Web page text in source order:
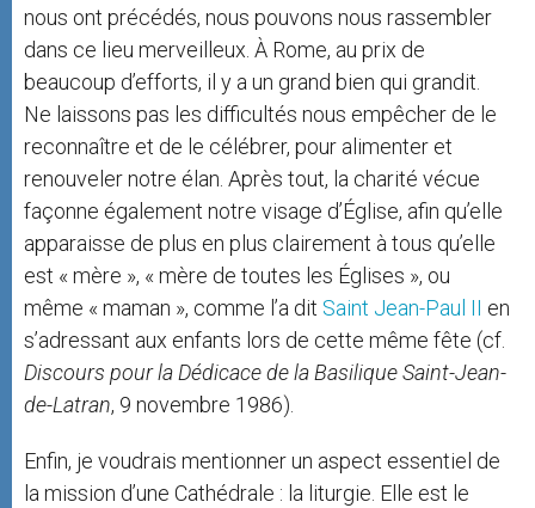
nous ont précédés, nous pouvons nous rassembler
dans ce lieu merveilleux. À Rome, au prix de
beaucoup d’efforts, il y a un grand bien qui grandit.
Ne laissons pas les difficultés nous empêcher de le
reconnaître et de le célébrer, pour alimenter et
renouveler notre élan. Après tout, la charité vécue
façonne également notre visage d’Église, afin qu’elle
apparaisse de plus en plus clairement à tous qu’elle
est « mère », « mère de toutes les Églises », ou
même « maman », comme l’a dit Saint Jean-Paul II en
s’adressant aux enfants lors de cette même fête (cf.
Discours pour la Dédicace de la Basilique Saint-Jean-
de-Latran, 9 novembre 1986).
Enfin, je voudrais mentionner un aspect essentiel de
la mission d’une Cathédrale : la liturgie. Elle est le